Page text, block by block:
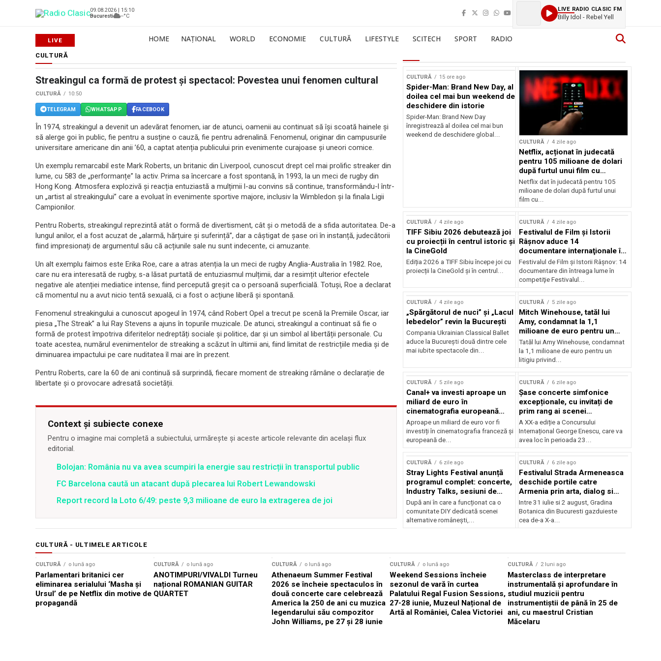
09.08.2026 | 15:10
Bucuresti
--°C
LIVE RADIO CLASIC FM
Billy Idol - Rebel Yell
HOME NAȚIONAL WORLD ECONOMIE CULTURĂ LIFESTYLE SCITECH SPORT RADIO
CULTURĂ
Streakingul ca formă de protest și spectacol: Povestea unui fenomen cultural
CULTURĂ 10:50
TELEGRAM WHATSAPP FACEBOOK
În 1974, streakingul a devenit un adevărat fenomen, iar de atunci, oamenii au continuat să își scoată hainele și
să alerge goi în public, fie pentru a susține o cauză, fie pentru adrenalină. Fenomenul, originar din campusurile
universitare americane din anii ’60, a captat atenția publicului prin evenimente curajoase și uneori comice.
Un exemplu remarcabil este Mark Roberts, un britanic din Liverpool, cunoscut drept cel mai prolific streaker din
lume, cu 583 de „performanțe” la activ. Prima sa încercare a fost spontană, în 1993, la un meci de rugby din
Hong Kong. Atmosfera explozivă și reacția entuziastă a mulțimii l-au convins să continue, transformându-l într-
un „artist al streakingului” care a evoluat în evenimente sportive majore, inclusiv la Wimbledon și la finala Ligii
Campionilor.
Pentru Roberts, streakingul reprezintă atât o formă de divertisment, cât și o metodă de a sfida autoritatea. De-a
lungul anilor, el a fost acuzat de „alarmă, hărțuire și suferință”, dar a câștigat de șase ori în instanță, judecătorii
fiind impresionați de argumentul său că acțiunile sale nu sunt indecente, ci amuzante.
Un alt exemplu faimos este Erika Roe, care a atras atenția la un meci de rugby Anglia-Australia în 1982. Roe,
care nu era interesată de rugby, s-a lăsat purtată de entuziasmul mulțimii, dar a resimțit ulterior efectele
negative ale atenției mediatice intense, fiind percepută greșit ca o persoană superficială. Totuși, Roe a declarat
că momentul nu a avut nicio tentă sexuală, ci a fost o acțiune liberă și spontană.
Fenomenul streakingului a cunoscut apogeul în 1974, când Robert Opel a trecut pe scenă la Premiile Oscar, iar
piesa „The Streak” a lui Ray Stevens a ajuns în topurile muzicale. De atunci, streakingul a continuat să fie o
formă de protest împotriva diferitelor nedreptăți sociale și politice, dar și un simbol al libertății personale. Cu
toate acestea, numărul evenimentelor de streaking a scăzut în ultimii ani, fiind limitat de restricțiile media și de
diminuarea impactului pe care nuditatea îl mai are în prezent.
Pentru Roberts, care la 60 de ani continuă să surprindă, fiecare moment de streaking rămâne o declarație de
libertate și o provocare adresată societății.
Context și subiecte conexe
Pentru o imagine mai completă a subiectului, urmărește și aceste articole relevante din același flux
editorial.
Bolojan: România nu va avea scumpiri la energie sau restricții în transportul public
FC Barcelona caută un atacant după plecarea lui Robert Lewandowski
Report record la Loto 6/49: peste 9,3 milioane de euro la extragerea de joi
CULTURĂ 15 ore ago
Spider-Man: Brand New Day, al
doilea cel mai bun weekend de
deschidere din istorie
Spider-Man: Brand New Day
înregistrează al doilea cel mai bun
weekend de deschidere global...
CULTURĂ 4 zile ago
Netflix, acționat în judecată
pentru 105 milioane de dolari
după furtul unui film cu
Nicolas Cage
Netflix dat în judecată pentru 105
milioane de dolari după furtul unui
film cu...
CULTURĂ 4 zile ago
TIFF Sibiu 2026 debutează joi
cu proiecții în centrul istoric și
la CineGold
Ediția 2026 a TIFF Sibiu începe joi cu
proiecții la CineGold și în centrul...
CULTURĂ 4 zile ago
Festivalul de Film şi Istorii
Râşnov aduce 14
documentare internaţionale în
premieră
Festivalul de Film şi Istorii Râşnov: 14
documentare din întreaga lume în
competiţie Festivalul...
CULTURĂ 4 zile ago
„Spărgătorul de nuci” și „Lacul
lebedelor” revin la București
Compania Ukrainian Classical Ballet
aduce la București două dintre cele
mai iubite spectacole din...
CULTURĂ 5 zile ago
Mitch Winehouse, tatăl lui
Amy, condamnat la 1,1
milioane de euro pentru un
litigiu pierdut
Tatăl lui Amy Winehouse, condamnat
la 1,1 milioane de euro pentru un
litigiu privind...
CULTURĂ 5 zile ago
Canal+ va investi aproape un
miliard de euro în
cinematografia europeană
până în 2032
Aproape un miliard de euro vor fi
investiți în cinematografia franceză și
europeană de...
CULTURĂ 6 zile ago
Șase concerte simfonice
excepționale, cu invitați de
prim rang ai scenei
internaționale și ansambluri
orchestrale românești de
prestigiu, în programul
Concursului Enescu 2026
A XX-a ediție a Concursului
Internațional George Enescu, care va
avea loc în perioada 23...
CULTURĂ 6 zile ago
Stray Lights Festival anunță
programul complet: concerte,
Industry Talks, sesiuni de
audiție și noi opțiuni de
participare pentru public
După ani în care a funcționat ca o
comunitate DIY dedicată scenei
alternative românești,...
CULTURĂ 6 zile ago
Festivalul Strada Armeneasca
deschide portile catre
Armenia prin arta, dialog si
patrimoniu, intre 31 iulie si 2
august, la Gradina Botanica din
Bucuresti
Intre 31 iulie si 2 august, Gradina
Botanica din Bucuresti gazduieste
cea de-a X-a...
CULTURĂ - ULTIMELE ARTICOLE
CULTURĂ o lună ago
Parlamentari britanici cer
eliminarea serialului ‘Masha și
Ursul’ de pe Netflix din motive de
propagandă
CULTURĂ o lună ago
ANOTIMPURI/VIVALDI Turneu
național ROMANIAN GUITAR
QUARTET
CULTURĂ o lună ago
Athenaeum Summer Festival
2026 se încheie spectaculos în
două concerte care celebrează
America la 250 de ani cu muzica
legendarului său compozitor
John Williams, pe 27 și 28 iunie
CULTURĂ o lună ago
Weekend Sessions încheie
sezonul de vară în curtea
Palatului Regal Fusion Sessions,
27-28 iunie, Muzeul Național de
Artă al României, Calea Victoriei
CULTURĂ 2 luni ago
Masterclass de interpretare
instrumentală și aprofundare în
studiul muzicii pentru
instrumentiștii de până în 25 de
ani, cu maestrul Cristian
Măcelaru